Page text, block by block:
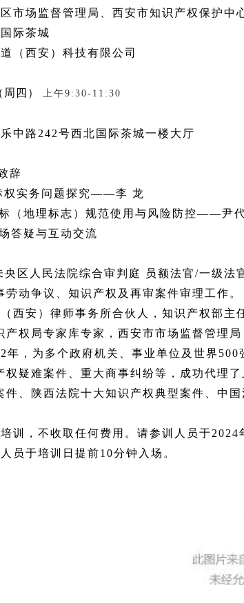
市场监督管理局、西安市知识产权保护中
际茶城
（西安）科技有限公司
周四） 上午9:30-11:30
中路242号西北国际茶城一楼大厅
辞
权实务问题探究——李 龙
（地理标志）规范使用与风险防控——尹
答疑与互动交流
央区人民法院综合审判庭 员额法官/一级法
动争议、知识产权及再审案件审理工作。
西安）律师事务所合伙人，知识产权部主
产权局专家库专家，西安市市场监督管理
年，为多个政府机关、事业单位及世界
权疑难案件、重大商事纠纷等，成功代理
件、陕西法院十大知识产权典型案件、中国
训，不收取任何费用。请参训人员于
员于培训日提前10分钟入场。